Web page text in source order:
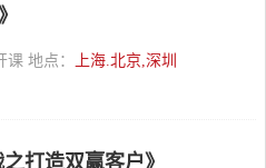
课 地点：
上海.北京,深圳
打造双赢客户》